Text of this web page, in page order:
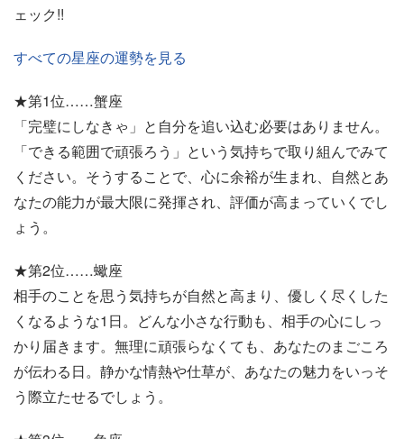
ェック!!
すべての星座の運勢を見る
★第1位……蟹座
「完璧にしなきゃ」と自分を追い込む必要はありません。
「できる範囲で頑張ろう」という気持ちで取り組んでみて
ください。そうすることで、心に余裕が生まれ、自然とあ
なたの能力が最大限に発揮され、評価が高まっていくでし
ょう。
★第2位……蠍座
相手のことを思う気持ちが自然と高まり、優しく尽くした
くなるような1日。どんな小さな行動も、相手の心にしっ
かり届きます。無理に頑張らなくても、あなたのまごころ
が伝わる日。静かな情熱や仕草が、あなたの魅力をいっそ
う際立たせるでしょう。